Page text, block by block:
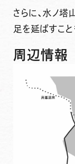
さらに、水ノ塔
足を延ばすこと
周辺情報